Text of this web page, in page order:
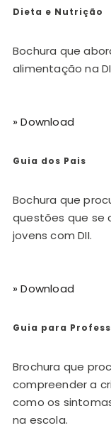
Dieta e Nutrição
Bochura que
alimentação na
» Download
Guia dos Pais
Bochura que
questões que se
jovens com DII.
» Download
Guia para
Brochura que
compreender a
como os
na escola.